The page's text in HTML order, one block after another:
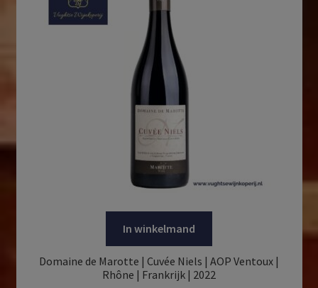
In winkelmand
Domaine de Marotte | Cuvée Niels | AOP Ventoux |
Rhône | Frankrijk | 2022